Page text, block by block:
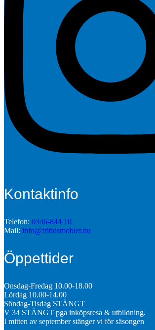
Kontaktinfo
Telefon: 0346-844 10
Mail: info@fritidsmobler.nu
Öppettider
Onsdag-Fredag 10.00-18.00
Lördag 10.00-14.00
Söndag-Tisdag STÄNGT
V 34 STÄNGT pga inköpsresa & utbildning.
I mitten av september stänger vi för säsongen